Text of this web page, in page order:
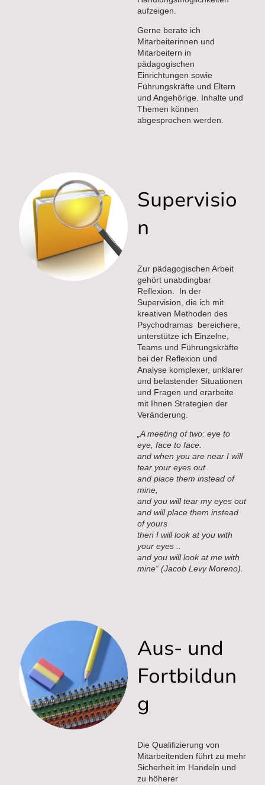
aufzeigen.
Gerne berate ich
Mitarbeiterinnen und
Mitarbeitern in
pädagogischen
Einrichtungen sowie
Führungskräfte und Eltern
und Angehörige. Inhalte und
Themen können
abgesprochen werden.
Supervisio
n
Zur pädagogischen Arbeit
gehört unabdingbar
Reflexion. In der
Supervision, die ich mit
kreativen Methoden des
Psychodramas bereichere,
unterstütze ich Einzelne,
Teams und Führungskräfte
bei der Reflexion und
Analyse komplexer, unklarer
und belastender Situationen
und Fragen und erarbeite
mit Ihnen Strategien der
Veränderung.
„A meeting of two: eye to
eye, face to face.
and when you are near I will
tear your eyes out
and place them instead of
mine,
and you will tear my eyes out
and will place them instead
of yours
then I will look at you with
your eyes ..
and you will look at me with
mine“ (Jacob Levy Moreno).
Aus- und
Fortbildun
g
Die Qualifizierung von
Mitarbeitenden führt zu mehr
Sicherheit im Handeln und
zu höherer